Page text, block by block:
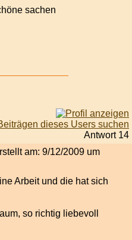
sachen
Antwort 14
am: 9/12/2009 um
Arbeit und die hat sich
so richtig liebevoll